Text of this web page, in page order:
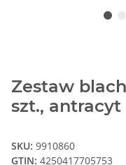
Zestaw
szt., antracyt
SKU: 9910860
GTIN: 4250417705753